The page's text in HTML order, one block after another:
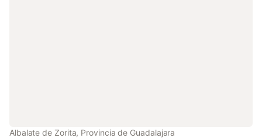
Albalate de Zorita, Provincia de Guadalajara